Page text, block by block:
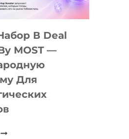
В Deal
MOST —
Для
ОТКРЫТ